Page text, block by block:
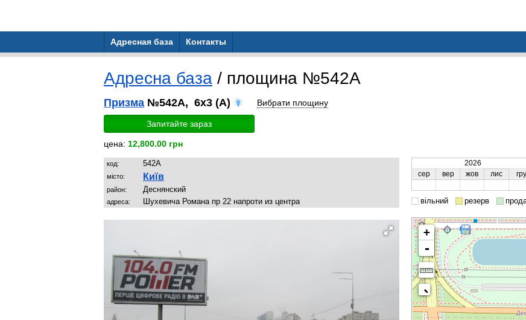
Адресная база Контакты
Адресна база / площина №542A
Призма №542A, 6x3 (A) Вибрати площину
Запитайте зараз
цена: 12,800.00 грн
код: 542A
місто: Київ
район: Деснянский
адреса: Шухевича Романа пр 22 напроти из центра
2026
сер
вер жов лис гру
вільний резерв
+
-